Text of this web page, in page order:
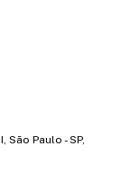
São Paulo - SP,